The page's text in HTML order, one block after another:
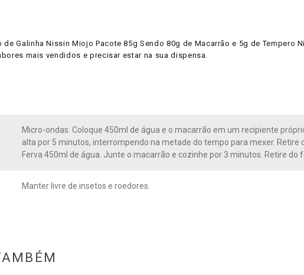
Galinha Nissin Miojo Pacote 85g Sendo 80g de Macarrão e 5g de Tempero
mais vendidos e precisar estar na sua dispensa.
Micro-ondas: Coloque 450ml de água e o macarrão em um recipiente
alta por 5 minutos, interrompendo na metade do tempo para mexer.
Ferva 450ml de água. Junte o macarrão e cozinhe por 3 minutos. Retire do
Manter livre de insetos e roedores.